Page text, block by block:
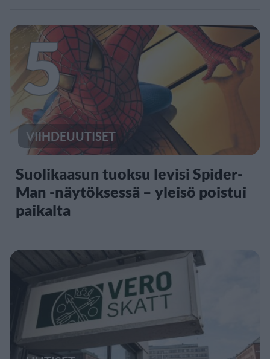
5
VIIHDEUUTISET
Suolikaasun tuoksu levisi Spider-
Man -näytöksessä – yleisö poistui
paikalta